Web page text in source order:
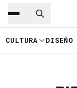
Saltar al
CULTURA DISEÑO